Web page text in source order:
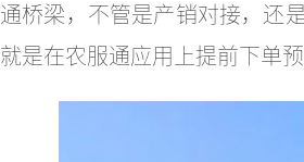
通桥梁，不管是产销对接，还
就是在农服通应用上提前下单